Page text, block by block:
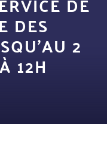
DES
2
12H